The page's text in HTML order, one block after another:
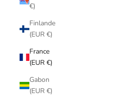
€)
Finlande
(EUR €)
France
(EUR €)
Gabon
(EUR €)